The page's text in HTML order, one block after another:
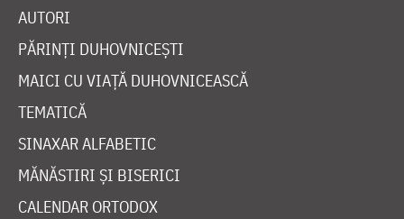
AUTORI
PĂRINȚI DUHOVNICEȘTI
MAICI CU VIAȚĂ DUHOVNICEASCĂ
TEMATICĂ
SINAXAR ALFABETIC
MĂNĂSTIRI ȘI BISERICI
CALENDAR ORTODOX